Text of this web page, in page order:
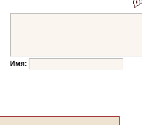
Имя: